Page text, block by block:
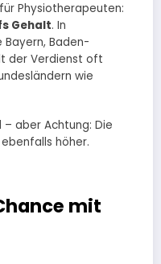
Physiotherapeuten:
Gehalt. In
Baden-
der Verdienst oft
wie
aber Achtung: Die
höher.
mit